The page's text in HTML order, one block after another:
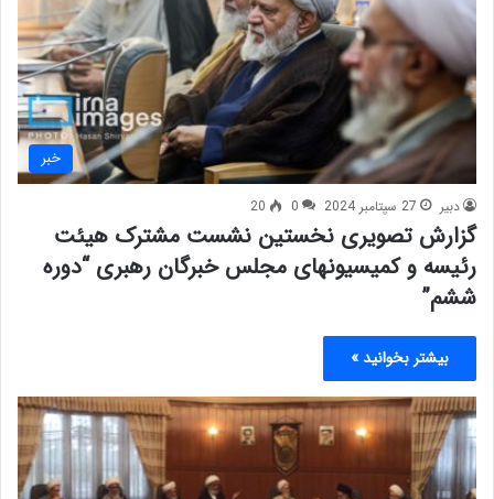
خبر
دبیر 27 سپتامبر 2024 0
20
گزارش تصویری نخستین نشست مشترک هیئت
رئیسه و کمیسیونهای مجلس خبرگان رهبری “دوره
ششم”
بیشتر بخوانید »